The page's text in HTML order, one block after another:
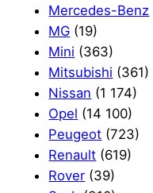
Mercedes-Benz
MG (19)
Mini (363)
Mitsubishi (361)
Nissan (1 174)
Opel (14 100)
Peugeot (723)
Renault (619)
Rover (39)